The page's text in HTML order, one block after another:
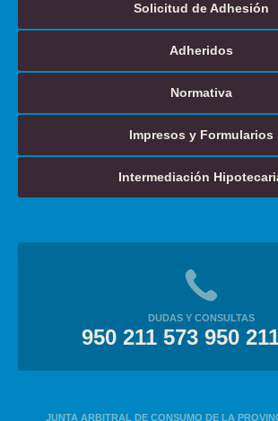
Solicitud de Adhesión
Adheridos
Normativa
Impresos y Formularios
Intermediación
DUDAS Y CONSULTAS
950 211 573 950
JUNTA ARBITRAL DE CONSUMO DE LA